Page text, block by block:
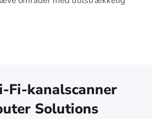
Fi-kanalscanner
Solutions